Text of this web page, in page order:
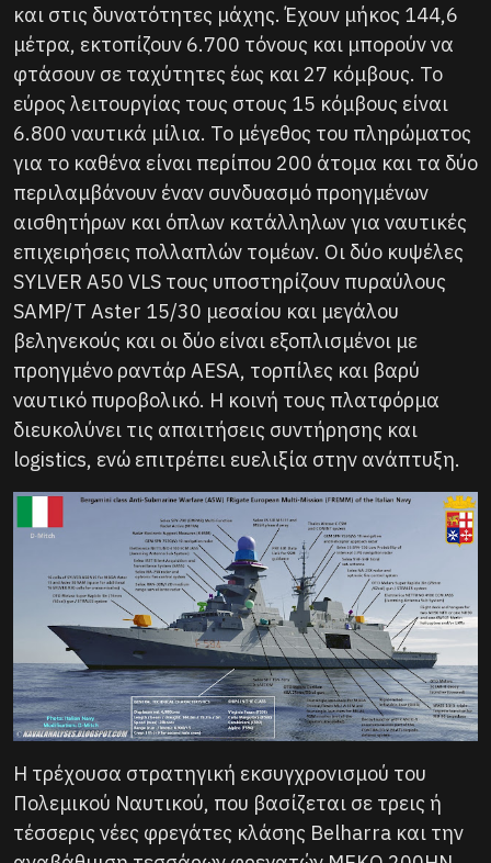
και στις δυνατότητες μάχης. Έχουν μήκος 144,6
μέτρα, εκτοπίζουν 6.700 τόνους και μπορούν να
φτάσουν σε ταχύτητες έως και 27 κόμβους. Το
εύρος λειτουργίας τους στους 15 κόμβους είναι
6.800 ναυτικά μίλια. Το μέγεθος του πληρώματος
για το καθένα είναι περίπου 200 άτομα και τα δύο
περιλαμβάνουν έναν συνδυασμό προηγμένων
αισθητήρων και όπλων κατάλληλων για ναυτικές
επιχειρήσεις πολλαπλών τομέων. Οι δύο κυψέλες
SYLVER A50 VLS τους υποστηρίζουν πυραύλους
SAMP/T Aster 15/30 μεσαίου και μεγάλου
βεληνεκούς και οι δύο είναι εξοπλισμένοι με
προηγμένο ραντάρ AESA, τορπίλες και βαρύ
ναυτικό πυροβολικό. Η κοινή τους πλατφόρμα
διευκολύνει τις απαιτήσεις συντήρησης και
logistics, ενώ επιτρέπει ευελιξία στην ανάπτυξη.
Η τρέχουσα στρατηγική εκσυγχρονισμού του
Πολεμικού Ναυτικού, που βασίζεται σε τρεις ή
τέσσερις νέες φρεγάτες κλάσης Belharra και την